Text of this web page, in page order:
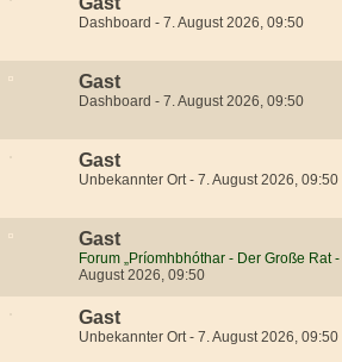
Dashboard - 7. August 2026, 09:50
Gast
Dashboard - 7. August 2026, 09:50
Gast
Unbekannter Ort - 7. August 2026, 09:50
Gast
Forum „Príomhbhóthar - Der Große Rat
August 2026, 09:50
Gast
Unbekannter Ort - 7. August 2026, 09:50